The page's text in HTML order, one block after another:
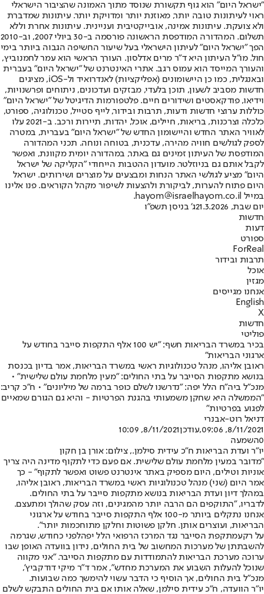
"ישראל היום" הוא גוף תקשורת שנוסד מתוך האמונה שהציבור הישראלי
ראוי לעיתונות טובה יותר, מאוזנת יותר ומדויקת יותר. עיתונות שמדברת
ולא צועקת. עיתונות אמינה, אובייקטיבית ועניינית. עיתונות אחרת וללא
תשלום. המהדורה המודפסת הראשונה פורסמה ב-30 ביולי 2007, וב-2010
הפך "ישראל היום" לעיתון הישראלי בעל שיעור החשיפה הגבוה ביותר בימי
חול. מו"ל העיתון היא ד"ר מרים אדלסון. העורך הראשי הוא עמר לחמנוביץ,
והעורך המייסד הוא עמוס רגב. אתרי האינטרנט של "ישראל היום" בעברית
ובאנגלית, כמו כן היישומונים (אפליקציות) לאנדרואיד ול-iOS, מציגים
חדשות מסביב לשעון, תוכן בלעדי, מבזקים ועדכונים, ניתוחים ופרשנויות,
וידיאו, פודקאסטים ושידורים חיים. פלטפורמות הדיגיטל של "ישראל היום"
כוללות ערוצי חדשות ודעות, תרבות ובידור, לייף סטייל, טכנולוגיה, ספורט,
כלכלה וצרכנות, בריאות, חיילים, אוכל, יהדות, תיירות ורכב. ב-2021 עלו
לאוויר האתר החדש והיישומון החדש של "ישראל היום" בעברית, במטרה
לספק לגולשים חוויה מהירה, עדכנית, בטוחה ונוחה. תכני המהדורה
המודפסת של העיתון זמינים גם באתר, במהדורה יומית מקוונת, ואפשר
לקבל אותם גם בניוזלטר. מועדון ההטבות הייחודי "הקליקה של ישראל
היום" מציע לגולשי האתר הנחות ומבצעים על מוצרים ושירותים. ישראל
היום פתוח להערות, לביקורת ולהצעות לשיפור מקהל הקוראים. פנו אלינו
במייל hayom@israelhayom.co.il.
יום שבת, 21.3.2026
ג' בניסן תשפ"ו
חדשות
דעות
ספורט
ForReal
תרבות ובידור
אוכל
מגזין
אנחנו מגייסים
English
X
חדשות
פוליטי
בכיר במשרד הבריאות חשף: "יש 100 אלף התקפות סייבר בחודש על
ארגוני הבריאות"
ראובן אליהו, מנהל טכנולוגיות ראשי במשרד הבריאות, אמר בדיון בכנסת
בנושא מתקפות הסייבר על בתי החולים: "מעין מלחמת עולם שלישית" •
מנכ"ל ביה"ח הלל יפה: "נדרשנו לשלם כופר ברמה של מיליונים" • ח"כ קריב:
"הממשלה היא שחקן משמעותי בהגנת הפרטיות - והיא גם הגורם שמאיים
לפגוע בפרטיות"
דניאל רוט-אבנרי
8/11/2021, 09:06
,עודכן8/11/2021, 10:09
0השמעה
יו"ר ועדת הבריאות ח"כ עידית סילמן., צילום: אורן בן חקון
"מדובר במעין מלחמת עולם שלישית. אם פעם כדי לתקוף מדינה היה צריך
אוניות וטילים, היום מספיק באתר אינטרנט פשוט ואפשר לתקוף" - כך
אמר היום (שני) מנהל טכנולוגיות ראשי במשרד הבריאות, ראובן אליהו,
במהלך דיון ועדת הבריאות בנושא מתקפות סייבר על בתי החולים.
לדבריו, "התוקפים הם הרבה יותר מהמגינים, וזה עסק שהולך ומתעצם.
אנחנו נתקלים ביותר מ-100 אלף התקפות סייבר בחודש על ארגוני
הבריאות, ועוצרים אותן. חלקן פשוטות וחלקן מתוחכמות יותר".
על רקעמתקפת הסייבר נגד המרכז הרפואי הלל יפהלפני כחודש, שגרמה
להשבתתן של מערכות המחשוב של בית החולים, נידון בוועדה האופן שבו
ערוכה מערכת הבריאות להתמודדות עם מתקפות הסייבר. "אני מקווה
שנוכל להעלות השבוע את המערכת מחדש", אמר ד"ר מיקי דודקביץ',
מנכ"ל בית החולים, אך הוסיף כי הדבר עשוי להימשך כמה שבועות.
יו"ר הוועדה, ח"כ עידית סילמן, שאלה אותו אם בית החולים התבקש לשלם